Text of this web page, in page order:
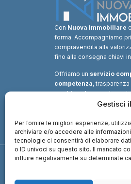
Gestisci
Per fornire le migliori esperienze,
archiviare e/o accedere alle
tecnologie ci consentirà di elaborare
o ID univoci su questo sito. Il mancato
influire negativamente su determinate
Con Nuova Immobiliare
forma. Accompagniamo
compravendita alla
fino alla consegna chiavi
Offriamo un servizio
competenza,
combinando consulenza
tecnico e soluzioni
valore.